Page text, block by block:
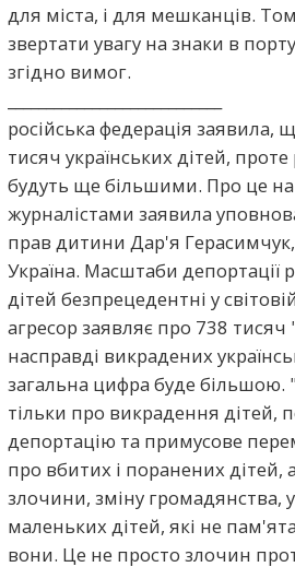
для міста, і для мешканців.
звертати увагу на знаки в
згідно вимог.
російська федерація заявила,
тисяч українських дітей,
будуть ще більшими. Про це на
журналістами заявила
прав дитини Дар'я
Україна. Масштаби депортації
дітей безпрецедентні у світовій
агресор заявляє про 738 тисяч
насправді викрадених
загальна цифра буде
тільки про викрадення дітей,
депортацію та примусове
про вбитих і поранених дітей,
злочини, зміну громадянства,
маленьких дітей, які не
вони. Це не просто злочин